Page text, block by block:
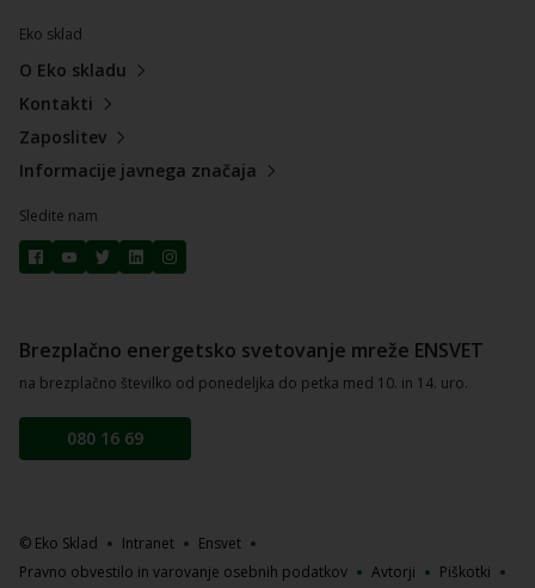
Eko sklad
O Eko skladu
Kontakti
Zaposlitev
Informacije javnega značaja
Sledite nam
Brezplačno energetsko svetovanje mreže ENSVET
na brezplačno številko od ponedeljka do petka med 10. in 14. uro.
080 16 69
© Eko Sklad Intranet
Ensvet
Pravno obvestilo in varovanje osebnih podatkov
Avtorji
Piškotki